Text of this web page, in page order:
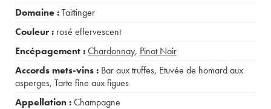
Domaine :Taittinger
Couleur : rosé effervescent
Encépagement :Chardonnay, Pinot Noir
Accords mets-vins : Bar aux truffes, Etuvée de homard aux
asperges, Tarte fine aux figues
Appellation :Champagne